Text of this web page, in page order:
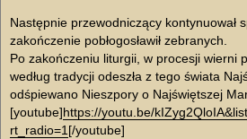
Następnie przewodniczący kontynuował
zakończenie pobłogosławił zebranych.
Po zakończeniu liturgii, w procesji wierni
według tradycji odeszła z tego świata
odśpiewano Nieszpory o Najświętszej
[youtube]https://youtu.be/
rt_radio=1 [/youtube]